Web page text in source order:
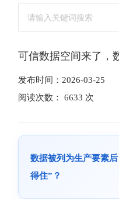
可信数据空间来了，
发布时间：2026-03-25
阅读次数： 6633 次
数据被列为生产要素
得住”？